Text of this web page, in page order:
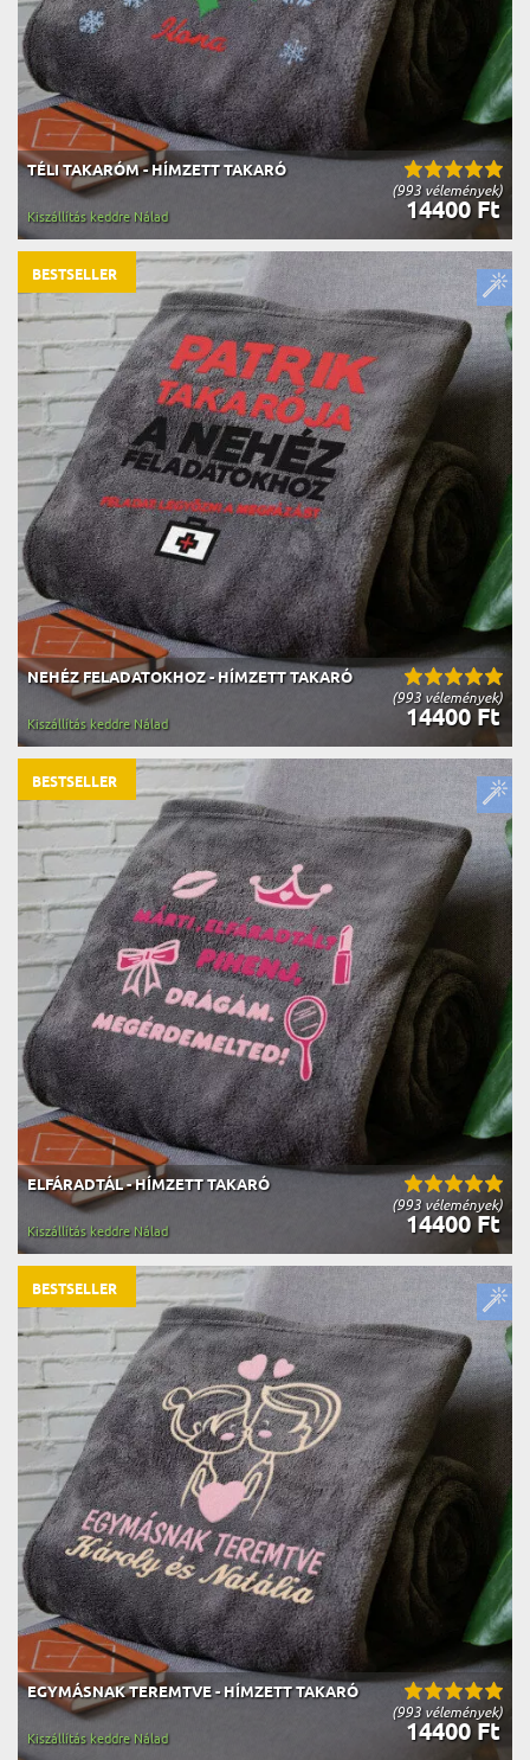
(993 vélemények)
TÉLI TAKARÓM - HÍMZETT TAKARÓ
14400 Ft
Kiszállítás keddre Nálad
(993 vélemények)
NEHÉZ FELADATOKHOZ - HÍMZETT TAKARÓ
14400 Ft
Kiszállítás keddre Nálad
BESTSELLER
(993 vélemények)
ELFÁRADTÁL - HÍMZETT TAKARÓ
14400 Ft
Kiszállítás keddre Nálad
BESTSELLER
(993 vélemények)
EGYMÁSNAK TEREMTVE - HÍMZETT TAKARÓ
14400 Ft
Kiszállítás keddre Nálad
BESTSELLER